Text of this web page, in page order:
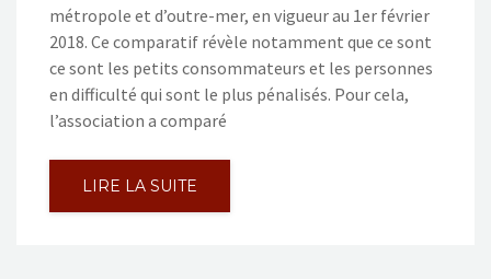
métropole et d’outre-mer, en vigueur au 1er février
2018. Ce comparatif révèle notamment que ce sont
ce sont les petits consommateurs et les personnes
en difficulté qui sont le plus pénalisés. Pour cela,
l’association a comparé
LIRE LA SUITE